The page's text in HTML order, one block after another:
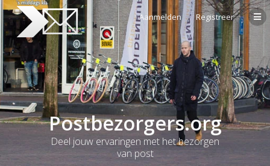
Aanmelden Registreer
Postbezorgers.org
Deel jouw ervaringen met het bezorgen
van post